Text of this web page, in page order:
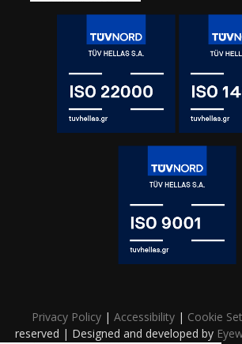
Privacy Policy| Accessibility| Cookie
reserved | Designed and developed by